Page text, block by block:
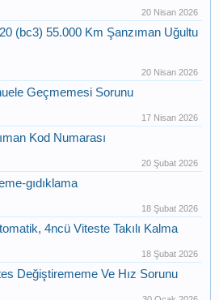
20 Nisan 2026
(bc3) 55.000 Km Şanzıman Uğultu
20 Nisan 2026
Geçmemesi Sorunu
17 Nisan 2026
Kod Numarası
20 Şubat 2026
gıdıklama
18 Şubat 2026
4ncü Viteste Takılı Kalma
18 Şubat 2026
Değiştirememe Ve Hız Sorunu